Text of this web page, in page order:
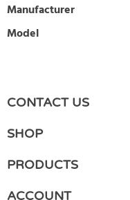
Manufacturer
Model
There are currently no
review
CONTACT US
SHOP
PRODUCTS
ACCOUNT